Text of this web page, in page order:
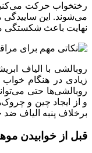
رختخواب حرکت
می‌شوند. این ساییدگی
نهایت باعث شکستگی
روبالشی با الیاف
زیادی در هنگام
روبالشی‌ها حتی
و از ایجاد چین و
برخلاف پنبه الیاف
قبل از خوابیدن